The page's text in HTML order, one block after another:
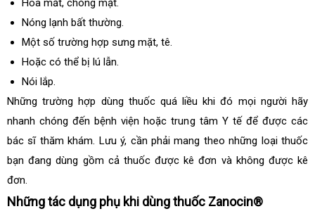
Hoa mắt, chóng mặt.
Nóng lạnh bất thường.
Một số trường hợp sưng mặt, tê.
Hoặc có thể bị lú lẫn.
Nói lắp.
Những trường hợp dùng thuốc quá liều khi đó mọi người hãy
nhanh chóng đến bệnh viện hoặc trung tâm Y tế để được các
bác sĩ thăm khám. Lưu ý, cần phải mang theo những loại thuốc
bạn đang dùng gồm cả thuốc được kê đơn và không được kê
đơn.
Những tác dụng phụ khi dùng thuốc Zanocin®